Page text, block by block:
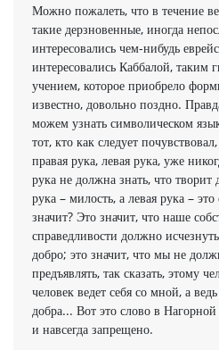
Можно пожалеть, что в течение
такие дерзновенные, иногда
интересовались чем-нибудь
интересовались Каббалой, таким
учением, которое приобрело
известно, довольно поздно.
можем узнать символическом
тот, кто как следует
правая рука, левая рука, уже
рука не должна знать, что творит
рука – милость, а левая рука –
значит? Это значит, что наше
справедливости должно
добро; это значит, что мы не
предъявлять, так сказать, этому
человек ведет себя со мной, а
добра... Вот это слово в
и навсегда запрещено.